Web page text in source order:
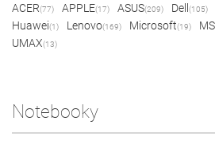
ACER(77) APPLE(17) ASUS(209) Dell (105)
Huawei(1) Lenovo(169) Microsoft(19)
UMAX(13)
Notebooky